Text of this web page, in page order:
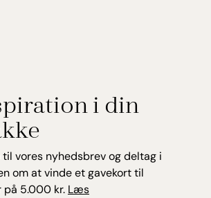
i din
til vores nyhedsbrev og deltag i
om at vinde et gavekort til
på 5.000 kr. Læs